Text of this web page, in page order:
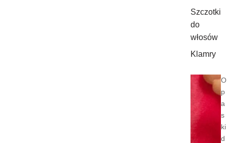
Szczotki
do
włosów
Klamry
O
p
a
s
ki
d